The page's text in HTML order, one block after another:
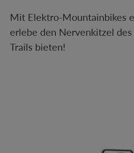
Mit Elektro-Mountainbikes
erlebe den Nervenkitzel
Trails bieten!